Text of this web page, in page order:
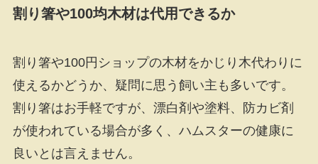
割り箸や100均木材は代用できるか
割り箸や100円ショップの木材をかじり木代わりに
使えるかどうか、疑問に思う飼い主も多いです。
割り箸はお手軽ですが、漂白剤や塗料、防カビ剤
が使われている場合が多く、ハムスターの健康に
良いとは言えません。